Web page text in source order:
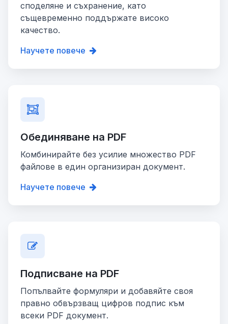
споделяне и съхранение, като
същевременно поддържате високо
качество.
Научете повече
Обединяване на PDF
Комбинирайте без усилие множество PDF
файлове в един организиран документ.
Научете повече
Подписване на PDF
Попълвайте формуляри и добавяйте своя
правно обвързващ цифров подпис към
всеки PDF документ.